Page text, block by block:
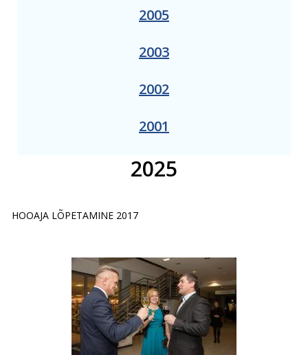
2005
2003
2002
2001
2025
HOOAJA LÕPETAMINE 2017